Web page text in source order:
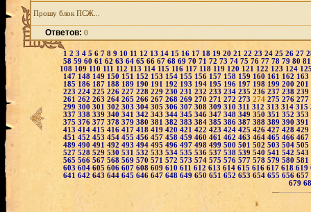
Прошу блок ПСЖ...
Ответов:0
1 2 3 4 5 6 7 8 9 10 11 12 1314 15 16 17 18 19 20 21 22 23 24 25 26 27
58 59 60 61 62 63 64 65 66 67 68 69 70 71 72 73 74 75 76 77 78 79 80
108 109 110 111 112 113 114 115 116 117 118 119 120 121 122 123 124
147 148 149 150 151 152 153 154 155 156 157 158 159 160 161 162 163
185 186 187 188 189 190 191 192 193 194 195 196 197 198 199 200 201
223 224 225 226 227 228 229 230 231 232 233 234 235 236 237 238 239
261 262 263 264 265 266 267 268 269 270 271 272 273 274 275 276 277
299 300 301 302 303 304 305 306 307 308 309 310 311 312 313 314 315
337 338 339 340 341 342 343 344 345 346 347 348 349 350 351 352 353
375 376 377 378 379 380 381 382 383 384 385 386 387 388 389 390 391
413 414 415 416 417 418 419 420 421 422 423 424 425 426 427 428 429
451 452 453 454 455 456 457 458 459 460 461 462 463 464 465 466 467
489 490 491 492 493 494 495 496 497 498 499 500 501 502 503 504 505
527 528 529 530 531 532 533 534 535 536 537 538 539 540 541 542 543
565 566 567 568 569 570 571 572 573 574 575 576 577 578 579 580 581
603 604 605 606 607 608 609 610 611 612 613 614 615 616 617 618 619
641 642 643 644 645 646 647 648 649 650 651 652 653 654 655 656 657
679